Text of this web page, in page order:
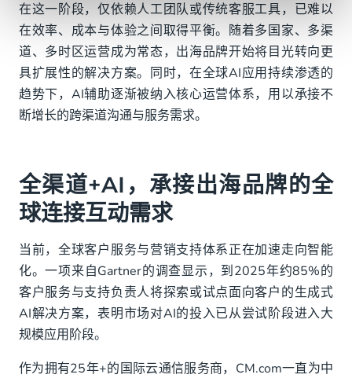
在这一阶段，仅依赖人工团队或传统客服工具，已难以
在效率、成本与体验之间取得平衡。随着多国家、多渠
道、多时区运营成为常态，出海品牌开始将目光转向更
具扩展性的解决方案。同时，在全球AI应用持续渗透的
趋势下，AI辅助逐渐被纳入核心运营体系，用以承接不
断增长的跨渠道沟通与服务需求。
全渠道+AI，承接出海品牌的全
球连接互动需求
当前，全球客户服务与营销支持体系正在加速走向智能
化。一项来自Gartner的调查显示，到2025年约85%的
客户服务与支持负责人将探索或试点面向客户的生成式
AI解决方案，表明市场对AI的投入已从尝试阶段进入大
规模应用阶段。
作为拥有25年+的国际云通信服务商，CM.com一直为中